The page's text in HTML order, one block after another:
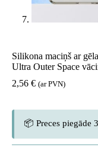
Silikona maciņš ar
Ultra Outer Space
2,56 € (ar PVN)
📦 Preces piegāde